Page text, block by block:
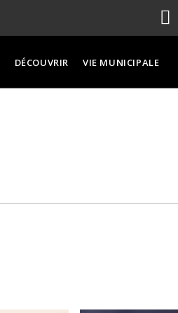
DÉCOUVRIR VIE MUNICIPALE